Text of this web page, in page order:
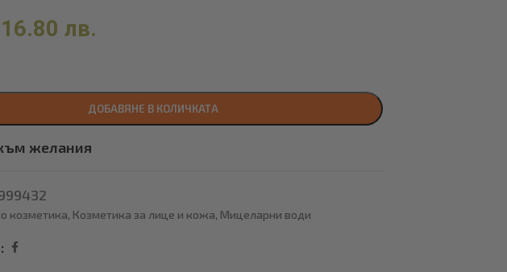
16.80 лв.
ДОБАВЯНЕ В КОЛИЧКАТА
желания
козметика, Козметика за лице и кожа, Мицеларни води